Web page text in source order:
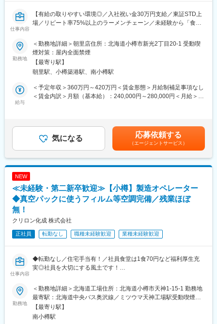
の開発案件など、スケールの大きなプロジェクトに携われます。
◎既存顧客中心の営業スタイル…長年取引のあるお客様への提案
変更の範囲：会社の定める業務
質をかなえています。
また、自社開発を行うことで顧客ニーズに柔軟に応えられる点も
圧倒的な技術力で競合優位性が高く、海外にも展開中です！
■入社後の教育・研修制度について：
入社後をＯＪＴや研修を通じて業務を習得いただきます。今いる
メンバーも未経験からスタートした方ばかりなので、これまでの
ご経験がなくても安心です◎
■働く環境：
・男女問わず育休取得実績あり！
変更の範囲：会社の定める業務
仕事内容
【有給の取りやすい環境◎／入社祝い金30万円支給／東証STD上
場／リピート率75%以上のラーメンチェーン／未経験から「食」
■業務内容：
人気ブランド「ラーメン山岡家」の店長候補として、店舗運営全
般を担当いただきます。未経験歓迎！自動車整備士や運送業など
異業種出身者も現在店長として活躍中です。
■業務詳細：
・調理、食材・備品の管理、仕入れ
・スタッフ採用、シフト管理
店舗経営に関する幅広い業務をお任せします。キャンペーン企画
や人材採用なども店長の裁量で実施できるため、未経験から経営
店長がゴールではありません。エリアマネージャー、商品開発、
本部スタッフなど、社員の8割が店長経験者。
■店舗ごとの裁量と自由度：
成功事例は全店舗に共有され、実績に応じて評価される環境で
す。
■充実した研修・資格取得制度：
入社後は3泊4日の本部研修で座学・シミュレーション・実店舗研
修を実施。
その後も独自の育成プログラムで調理・仕入れ・売上管理・利益
率管理など経営スキルを習得できます。
勤務地
＜勤務地詳細＞朝里店住所：北海道小樽市新光2丁目20-1 受動喫
煙対策：屋内全面禁煙
【最寄り駅】
朝里駅、小樽築港駅、南小樽駅
給与
＜予定年収＞360万円～420万円＜賃金形態＞月給制補足事項なし
＜賃金内訳＞月額（基本給）：240,000円～280,000円＜月給＞
420万（25歳・1年）月給：店長43万以上ミドル46万以上最上位
60万以上SV70万以上賃金はあくまでも目安の金額であり、選考を
通じて上下する可能性があります。月給(月額)は固定手当を含めた
表記です。
気になる 応募依頼する
（エージェントサービス）
NEW
≪未経験・第二新卒歓迎≫【小樽】製造オペレーター
◆真空パックに使うフィルム等空調完備／残業ほぼ
無！
クリロン化成 株式会社
正社員 転勤なし 職種未経験歓迎 業種未経験歓迎
仕事内容
◆転勤なし／住宅手当有！／社員食堂は1食70円など福利厚生充
実◎社員を大切にする風土です！
われるフィルムのメーカーです！
■職務内容：
高機能フィルムの先進メーカーである同社で包装用フィルムの製
造をお任せします。
勤務地
＜勤務地詳細＞北海道工場住所：北海道小樽市天神1-15-1 勤務地
最寄駅：北海道中央バス奥沢線／ミツウマ天神工場駅受動喫煙対
策：屋内全面禁煙変更の範囲：会社の定める事業所
【最寄り駅】
南小樽駅